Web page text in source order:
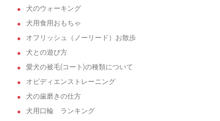
犬のウォーキング
犬用食用おもちゃ
オフリッシュ（ノーリード）お散歩
犬との遊び方
愛犬の被毛(コート)の種類について
オビディエンストレーニング
犬の歯磨きの仕方
犬用口輪 ランキング